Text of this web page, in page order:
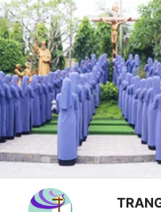
Skip
to
content